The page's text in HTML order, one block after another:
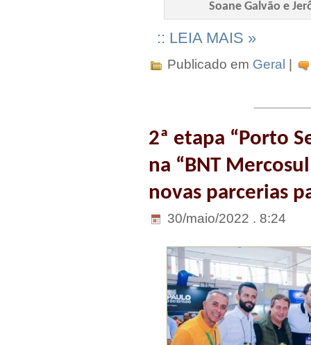
Soane Galvão e
:: LEIA MAIS »
Publicado em Geral
2ª etapa “Porto
na “BNT
novas parcerias
30/maio/2022 . 8:24